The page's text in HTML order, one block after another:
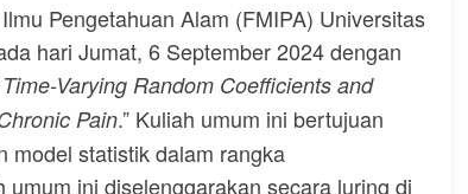
Pengetahuan Alam (FMIPA) Universitas
hari Jumat, 6 September 2024 dengan
Varying Random Coefficients and
Pain.” Kuliah umum ini bertujuan
model statistik dalam rangka
ini diselenggarakan secara luring di